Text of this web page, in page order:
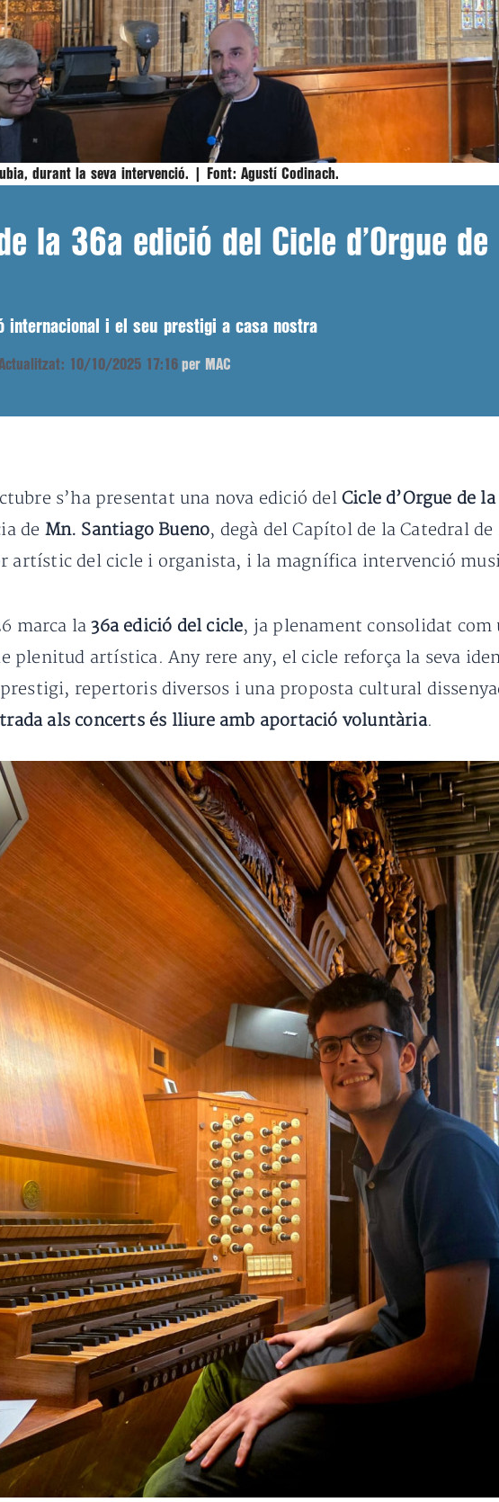
durant la seva intervenció. | Font: Agustí Codinach.
la 36a edició del Cicle d’Orgue
internacional i el seu prestigi a casa nostra
10/10/2025 17:16 per MAC
s’ha presentat una nova edició del Cicle d’Orgue de
de Mn. Santiago Bueno, degà del Capítol de la Catedral
artístic del cicle i organista, i la magnífica intervenció
marca la36a edició del cicle, ja plenament consolidat com
plenitud artística. Any rere any, el cicle reforça la seva
repertoris diversos i una proposta cultural
als concerts és lliure amb aportació voluntària.